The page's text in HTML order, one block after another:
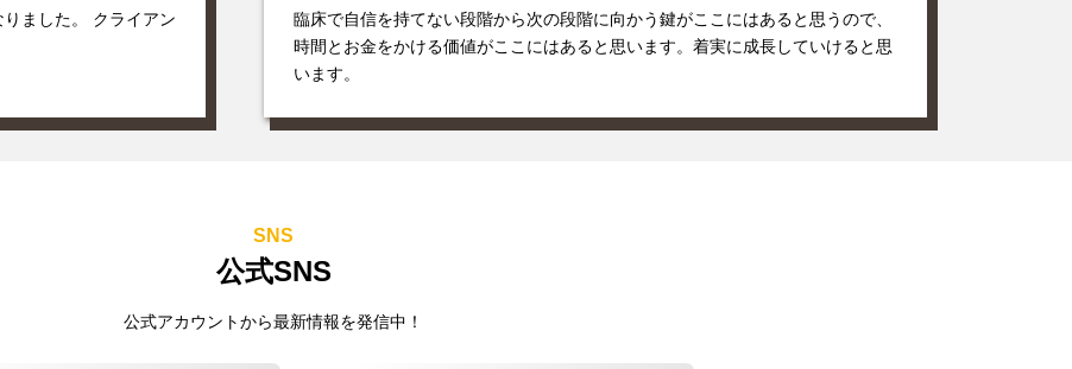
ました。 クライアン
臨床で自信を持てない段階から次の段階に向かう鍵がここにはあると思うので、
時間とお金をかける価値がここにはあると思います。着実に成長していけると思
います。
SNS
公式SNS
公式アカウントから最新情報を発信中！